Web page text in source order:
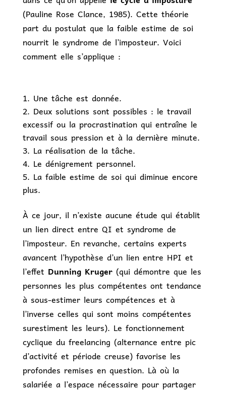
(Pauline Rose Clance, 1985). Cette théorie
part du postulat que la faible estime de soi
nourrit le syndrome de l’imposteur. Voici
comment elle s’applique :
Une tâche est donnée.
Deux solutions sont possibles : le travail
excessif ou la procrastination qui entraîne le
travail sous pression et à la dernière minute.
La réalisation de la tâche.
Le dénigrement personnel.
La faible estime de soi qui diminue encore
plus.
À ce jour, il n’existe aucune étude qui établit
un lien direct entre QI et syndrome de
l’imposteur. En revanche, certains experts
avancent l’hypothèse d’un lien entre HPI et
l’effet Dunning Kruger (qui démontre que les
personnes les plus compétentes ont tendance
à sous-estimer leurs compétences et à
l’inverse celles qui sont moins compétentes
surestiment les leurs). Le fonctionnement
cyclique du freelancing (alternance entre pic
d’activité et période creuse) favorise les
profondes remises en question. Là où la
salariée a l’espace nécessaire pour partager